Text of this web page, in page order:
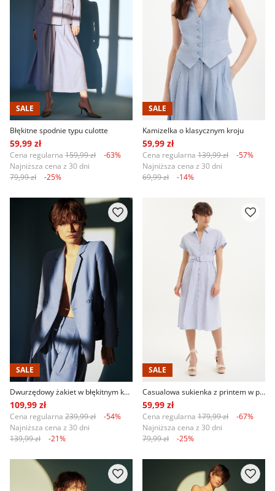
SALE
Błękitne spodnie typu culotte
59,99 zł
Cena regularna 159,99 zł
-63%
Najniższa cena z 30 dni
79,99 zł
-25%
SALE
Kamizelka o klasycznym kroju
59,99 zł
Cena regularna 139,99 zł
-57%
Najniższa cena z 30 dni
69,99 zł
-14%
SALE
109,99 zł
Cena regularna 239,99 zł
-54%
Najniższa cena z 30 dni
139,99 zł
-21%
SALE
59,99 zł
Cena regularna 179,99 zł
-67%
Najniższa cena z 30 dni
79,99 zł
-25%